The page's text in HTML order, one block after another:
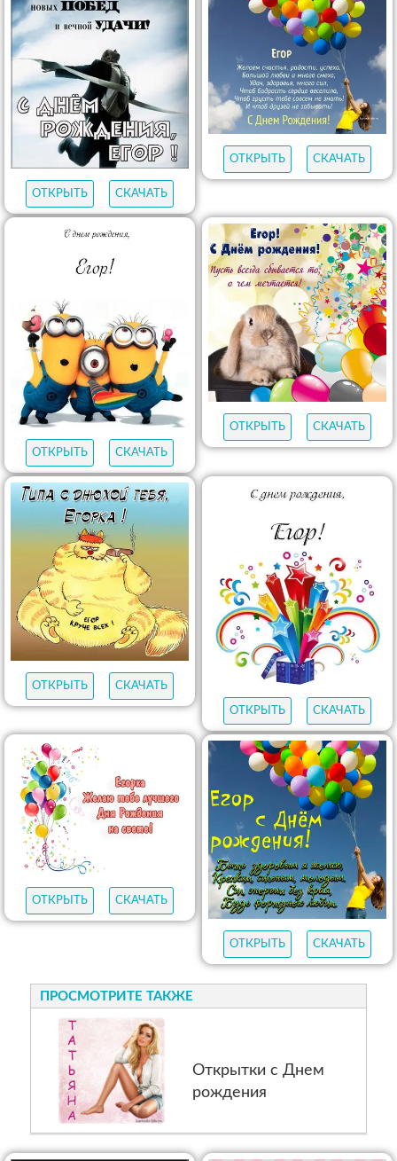
ОТКРЫТЬ СКАЧАТЬ
ОТКРЫТЬ СКАЧАТЬ
ОТКРЫТЬ СКАЧАТЬ
ОТКРЫТЬ СКАЧАТЬ
ОТКРЫТЬ СКАЧАТЬ
ОТКРЫТЬ СКАЧАТЬ
ОТКРЫТЬ СКАЧАТЬ
ОТКРЫТЬ СКАЧАТЬ
ПРОСМОТРИТЕ ТАКЖЕ
Открытки с Днем
рождения